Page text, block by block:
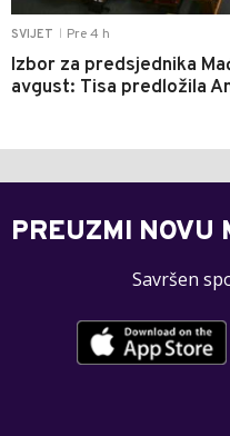
SVIJET Pre 4 h
Izbor za predsjednika
avgust: Tisa predložila
PREUZMI NOVU
Savršen